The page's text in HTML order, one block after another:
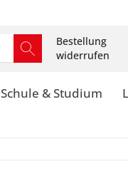
Bestellung
widerrufen
Schule & Studium